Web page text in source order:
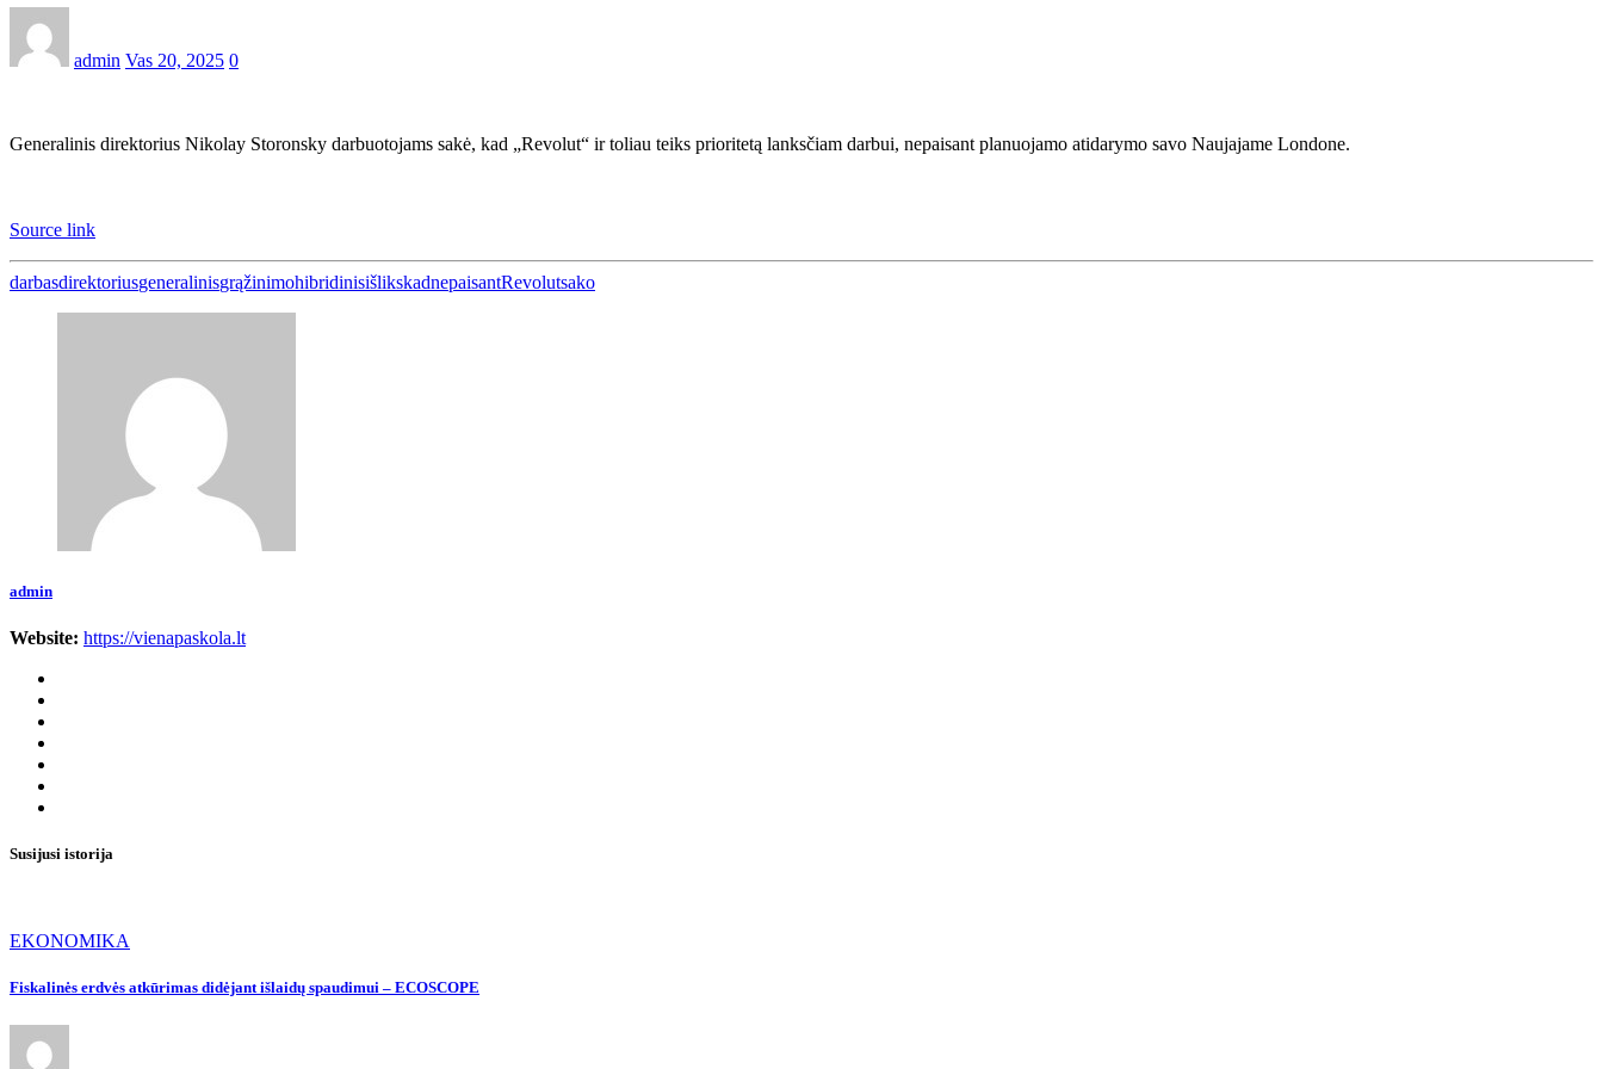
admin Vas 20, 2025 0
Generalinis direktorius Nikolay Storonsky darbuotojams sakė, kad „Revolut“ ir toliau teiks prioritetą lanksčiam darbui, nepaisant planuojamo atidarymo savo Naujajame Londone.
Source link
darbasdirektoriusgeneralinisgrąžinimohibridinisišlikskadnepaisantRevolutsako
admin
Website: https://vienapaskola.lt
Susijusi istorija
EKONOMIKA
Fiskalinės erdvės atkūrimas didėjant išlaidų spaudimui – ECOSCOPE